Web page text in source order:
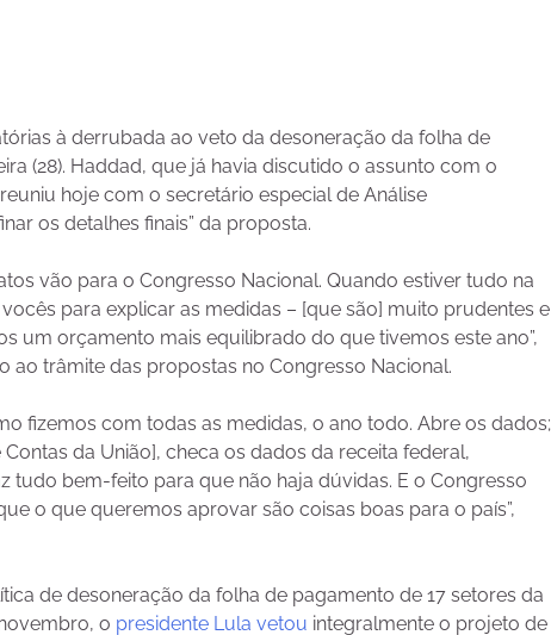
à derrubada ao veto da desoneração da folha de
(28). Haddad, que já havia discutido o assunto com o
hoje com o secretário especial de Análise
os detalhes finais” da proposta.
vão para o Congresso Nacional. Quando estiver tudo na
para explicar as medidas – [que são] muito prudentes e
um orçamento mais equilibrado do que tivemos este ano”,
trâmite das propostas no Congresso Nacional.
fizemos com todas as medidas, o ano todo. Abre os dados;
da União], checa os dados da receita federal,
bem-feito para que não haja dúvidas. E o Congresso
o que queremos aprovar são coisas boas para o país”,
de desoneração da folha de pagamento de 17 setores da
o presidente Lula vetou integralmente o projeto de